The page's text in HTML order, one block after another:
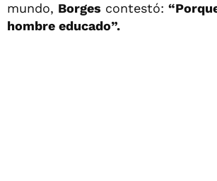
mundo, Borges contestó:
hombre educado”.